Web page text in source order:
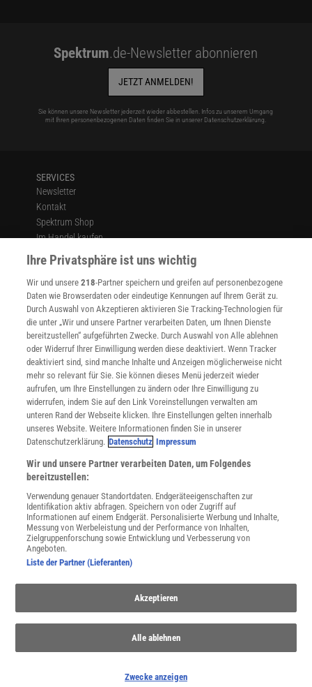
Spektrum.de-Newsletter abonnieren
JETZT ANMELDEN!
Sie können unsere Newsletter jederzeit wieder abbestellen. Infos zu unserem Umgang
mit Ihren personenbezogenen Daten finden Sie in unserer Datenschutzerklärung
SERVICES
Newsletter
Kontakt
Spektrum Shop
Im Handel kaufen
Presse
Verträge kündigen
Widerruf
INFO
Mediadaten
Datenschutz
Nutzungsbedingungen
Cookie-Einstellungen
Utiq verwalten
Nutzungsbasierte Onlinewerbung
Alle Artikel
Impressum
Angebote für Schulen
Angebote für Institutionen
Sprachen lernen mit Gymglish
Lexika
Für Spektrum schreiben
Zugänglichkeitserklärung
WEBSEITEN
KielSCN
Wissenschaft in die Schulen
SciLogs
Ihre Privatsphäre ist uns wichtig
Wir und unsere218-Partner speichern und greifen auf personenbezogene
Daten wie Browserdaten oder eindeutige Kennungen auf Ihrem Gerät zu.
Durch Auswahl von Akzeptieren aktivieren Sie Tracking-Technologien für
die unter „Wir und unsere Partner verarbeiten Daten, um Ihnen Dienste
bereitzustellen“ aufgeführten Zwecke. Durch Auswahl von Alle ablehnen
oder Widerruf Ihrer Einwilligung werden diese deaktiviert. Wenn Tracker
deaktiviert sind, sind manche Inhalte und Anzeigen möglicherweise nicht
mehr so relevant für Sie. Sie können dieses Menü jederzeit wieder
aufrufen, um Ihre Einstellungen zu ändern oder Ihre Einwilligung zu
widerrufen, indem Sie auf den Link Voreinstellungen verwalten am
unteren Rand der Webseite klicken. Ihre Einstellungen gelten innerhalb
unseres Website. Weitere Informationen finden Sie in unserer
Datenschutzerklärung. Datenschutz Impressum
Wir und unsere Partner verarbeiten Daten, um Folgendes
bereitzustellen:
Verwendung genauer Standortdaten. Endgeräteeigenschaften zur
Identifikation aktiv abfragen. Speichern von oder Zugriff auf
Informationen auf einem Endgerät. Personalisierte Werbung und Inhalte,
Messung von Werbeleistung und der Performance von Inhalten,
Zielgruppenforschung sowie Entwicklung und Verbesserung von
Angeboten.
Liste der Partner (Lieferanten)
Akzeptieren
Alle ablehnen
Zwecke anzeigen